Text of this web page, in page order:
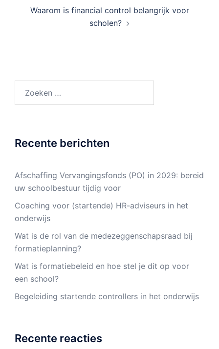
Waarom is financial control belangrijk voor
scholen?
Recente berichten
Afschaffing Vervangingsfonds (PO) in 2029: bereid
uw schoolbestuur tijdig voor
Coaching voor (startende) HR-adviseurs in het
onderwijs
Wat is de rol van de medezeggenschapsraad bij
formatieplanning?
Wat is formatiebeleid en hoe stel je dit op voor
een school?
Begeleiding startende controllers in het onderwijs
Recente reacties